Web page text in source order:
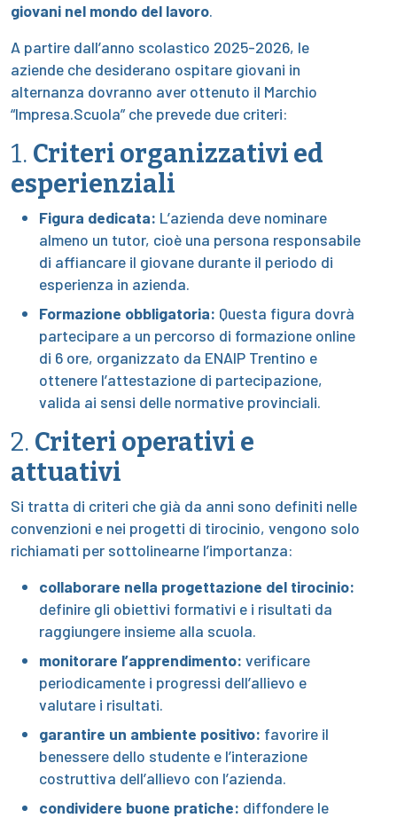
giovani nel mondo del lavoro.
A partire dall’anno scolastico 2025-2026, le
aziende che desiderano ospitare giovani in
alternanza dovranno aver ottenuto il Marchio
“Impresa.Scuola” che prevede due criteri:
1. Criteri organizzativi ed
esperienziali
Figura dedicata: L’azienda deve nominare
almeno un tutor, cioè una persona responsabile
di affiancare il giovane durante il periodo di
esperienza in azienda.
Formazione obbligatoria: Questa figura dovrà
partecipare a un percorso di formazione online
di 6 ore, organizzato da ENAIP Trentino e
ottenere l’attestazione di partecipazione,
valida ai sensi delle normative provinciali.
2. Criteri operativi e
attuativi
Si tratta di criteri che già da anni sono definiti nelle
convenzioni e nei progetti di tirocinio, vengono solo
richiamati per sottolinearne l’importanza:
collaborare nella progettazione del tirocinio:
definire gli obiettivi formativi e i risultati da
raggiungere insieme alla scuola.
monitorare l’apprendimento: verificare
periodicamente i progressi dell’allievo e
valutare i risultati.
garantire un ambiente positivo: favorire il
benessere dello studente e l’interazione
costruttiva dell’allievo con l’azienda.
condividere buone pratiche: diffondere le